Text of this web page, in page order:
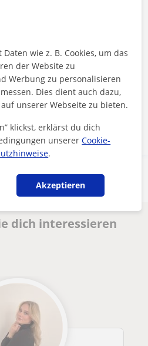
Schaltflächen stimmen Sie unserem
zu
senden
dich interessieren
wie z. B. Cookies, um das
der Website zu
Werbung zu personalisieren
Dies dient auch dazu,
unserer Webseite zu bieten.
klickst, erklärst du dich
unsererCookie-
.
Akzeptieren